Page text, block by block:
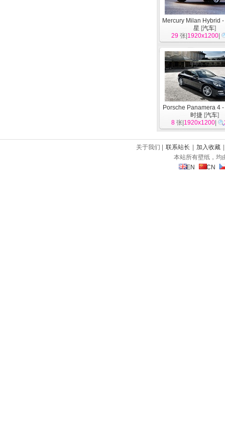
Mercury Milan Hybrid
星 [汽车]
29 张| 1920x1200
Porsche Panamera 4
时捷 [汽车]
8 张| 1920x1200
关于我们 | 联系站长 加入收藏
本站所有壁纸，均
EN
CN